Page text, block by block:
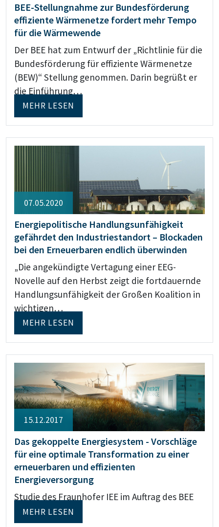
BEE-Stellungnahme zur Bundesförderung
effiziente Wärmenetze fordert mehr Tempo
für die Wärmewende
Der BEE hat zum Entwurf der „Richtlinie für die
Bundesförderung für effiziente Wärmenetze
(BEW)“ Stellung genommen. Darin begrüßt er
die Einführung…
MEHR LESEN
07.05.2020
Energiepolitische Handlungsunfähigkeit
gefährdet den Industriestandort – Blockaden
bei den Erneuerbaren endlich überwinden
„Die angekündigte Vertagung einer EEG-
Novelle auf den Herbst zeigt die fortdauernde
Handlungsunfähigkeit der Großen Koalition in
wichtigen…
MEHR LESEN
15.12.2017
Das gekoppelte Energiesystem - Vorschläge
für eine optimale Transformation zu einer
erneuerbaren und effizienten
Energieversorgung
Studie des Fraunhofer IEE im Auftrag des BEE
MEHR LESEN